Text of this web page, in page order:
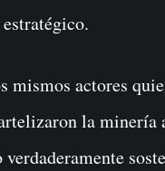
mismos actores
la minería